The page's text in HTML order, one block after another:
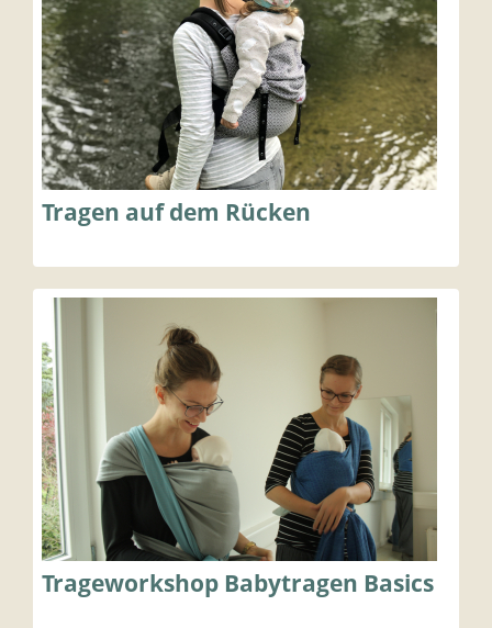
Tragen auf dem Rücken
Trageworkshop Babytragen Basics